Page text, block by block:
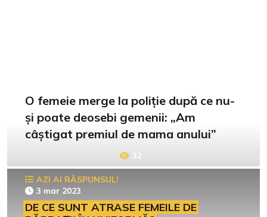
O femeie merge la poliție după ce nu-
și poate deosebi gemenii: „Am
câștigat premiul de mama anului”
32
AZI AI RĂSPUNSUL!
3 mar 2023
DE CE SUNT ATRASE FEMEILE DE